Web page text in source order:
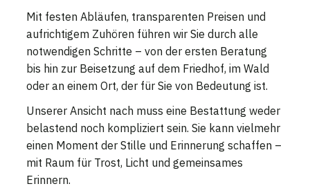
Mit festen Abläufen, transparenten Preisen und
aufrichtigem Zuhören führen wir Sie durch alle
notwendigen Schritte – von der ersten Beratung
bis hin zur Beisetzung auf dem Friedhof, im Wald
oder an einem Ort, der für Sie von Bedeutung ist.
Unserer Ansicht nach muss eine Bestattung weder
belastend noch kompliziert sein. Sie kann vielmehr
einen Moment der Stille und Erinnerung schaffen –
mit Raum für Trost, Licht und gemeinsames
Erinnern.